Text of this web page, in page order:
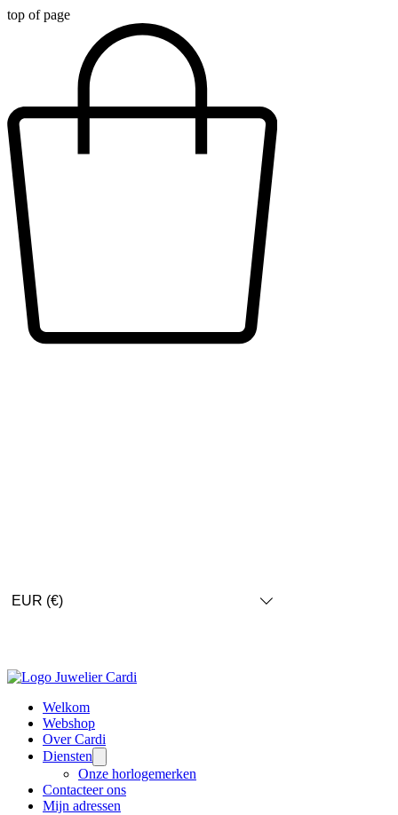
top of page
EUR (€)
Welkom
Webshop
Over Cardi
Diensten
Onze horlogemerken
Contacteer ons
Mijn adressen